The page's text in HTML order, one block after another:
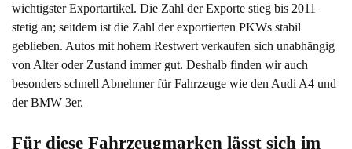
wichtigster Exportartikel. Die Zahl der Exporte stieg bis 2011
stetig an; seitdem ist die Zahl der exportierten PKWs stabil
geblieben. Autos mit hohem Restwert verkaufen sich unabhängig
von Alter oder Zustand immer gut. Deshalb finden wir auch
besonders schnell Abnehmer für Fahrzeuge wie den Audi A4 und
der BMW 3er.
Für diese Fahrzeugmarken lässt sich im